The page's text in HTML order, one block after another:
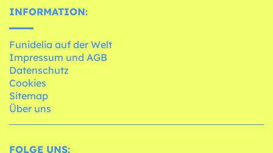
INFORMATION:
Funidelia auf der Welt
Impressum und AGB
Datenschutz
Cookies
Sitemap
Über uns
FOLGE UNS: